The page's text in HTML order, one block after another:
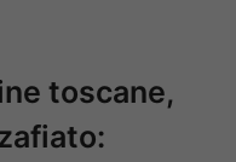
toscane,